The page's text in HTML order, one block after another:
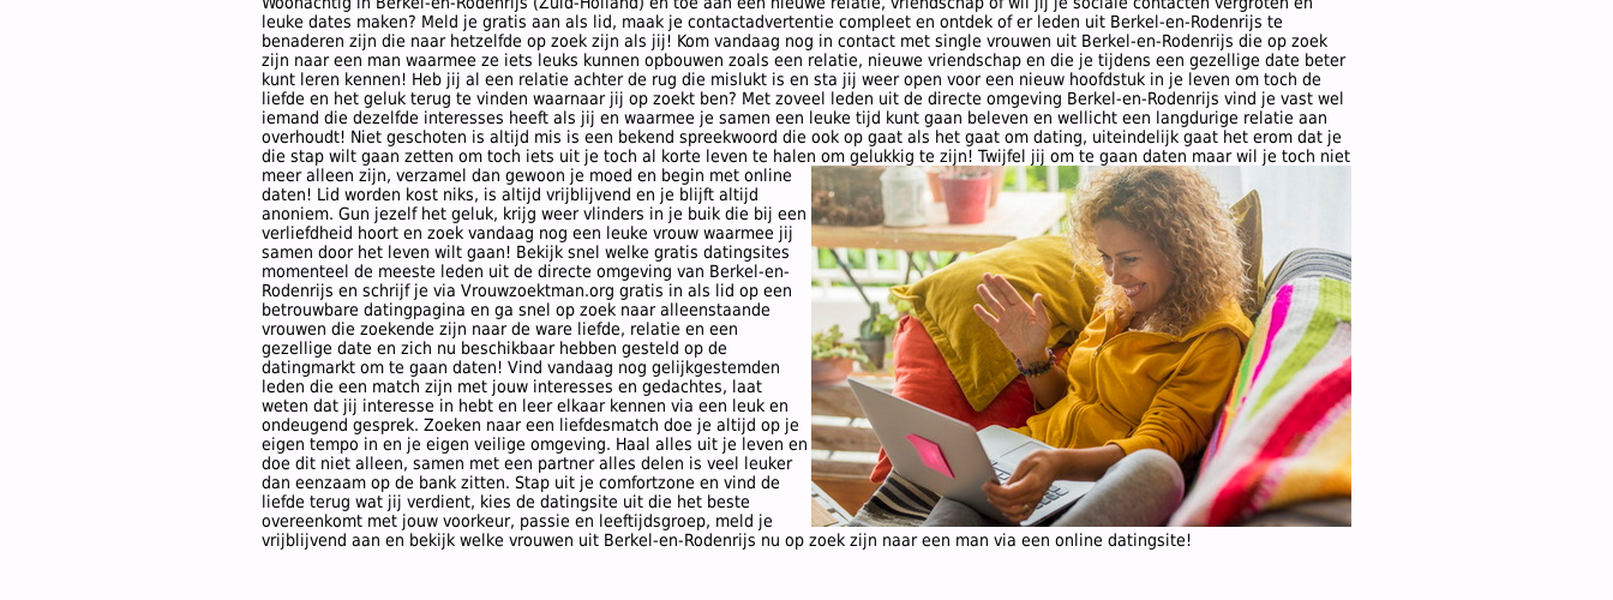
leuke dates maken? Meld je gratis aan als lid, maak je contactadvertentie compleet en ontdek of er leden uit Berkel-en-Rodenrijs te
benaderen zijn die naar hetzelfde op zoek zijn als jij! Kom vandaag nog in contact met single vrouwen uit Berkel-en-Rodenrijs die op zoek
zijn naar een man waarmee ze iets leuks kunnen opbouwen zoals een relatie, nieuwe vriendschap en die je tijdens een gezellige date beter
kunt leren kennen! Heb jij al een relatie achter de rug die mislukt is en sta jij weer open voor een nieuw hoofdstuk in je leven om toch de
liefde en het geluk terug te vinden waarnaar jij op zoekt ben? Met zoveel leden uit de directe omgeving Berkel-en-Rodenrijs vind je vast wel
iemand die dezelfde interesses heeft als jij en waarmee je samen een leuke tijd kunt gaan beleven en wellicht een langdurige relatie aan
overhoudt! Niet geschoten is altijd mis is een bekend spreekwoord die ook op gaat als het gaat om dating, uiteindelijk gaat het erom dat je
die stap wilt gaan zetten om toch iets uit je toch al korte leven te halen om gelukkig te zijn! Twijfel jij om te gaan daten maar wil je toch niet
meer alleen zijn, verzamel dan gewoon je moed en begin met online
daten! Lid worden kost niks, is altijd vrijblijvend en je blijft altijd
anoniem. Gun jezelf het geluk, krijg weer vlinders in je buik die bij een
verliefdheid hoort en zoek vandaag nog een leuke vrouw waarmee jij
samen door het leven wilt gaan! Bekijk snel welke gratis datingsites
momenteel de meeste leden uit de directe omgeving van Berkel-en-
Rodenrijs en schrijf je via Vrouwzoektman.org gratis in als lid op een
betrouwbare datingpagina en ga snel op zoek naar alleenstaande
vrouwen die zoekende zijn naar de ware liefde, relatie en een
gezellige date en zich nu beschikbaar hebben gesteld op de
datingmarkt om te gaan daten! Vind vandaag nog gelijkgestemden
leden die een match zijn met jouw interesses en gedachtes, laat
weten dat jij interesse in hebt en leer elkaar kennen via een leuk en
ondeugend gesprek. Zoeken naar een liefdesmatch doe je altijd op je
eigen tempo in en je eigen veilige omgeving. Haal alles uit je leven en
doe dit niet alleen, samen met een partner alles delen is veel leuker
dan eenzaam op de bank zitten. Stap uit je comfortzone en vind de
liefde terug wat jij verdient, kies de datingsite uit die het beste
overeenkomt met jouw voorkeur, passie en leeftijdsgroep, meld je
vrijblijvend aan en bekijk welke vrouwen uit Berkel-en-Rodenrijs nu op zoek zijn naar een man via een online datingsite!